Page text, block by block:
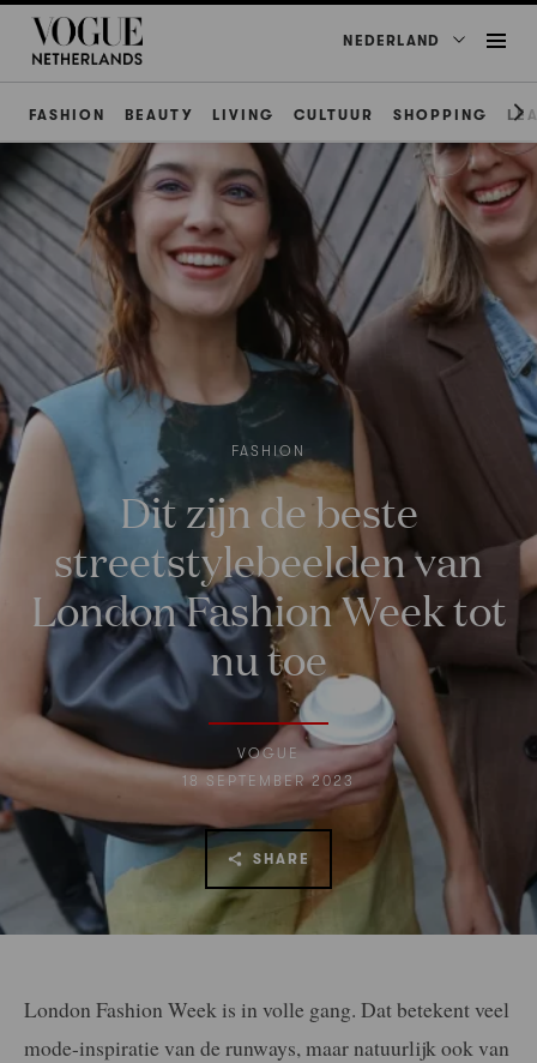
NEDERLAND
FASHION BEAUTY LIVING CULTUUR SHOPPING
FASHION
Dit zijn de beste
streetstylebeelden van
London Fashion Week tot
nu toe
VOGUE
18 SEPTEMBER 2023
SHARE
London Fashion Week is in volle gang. Dat betekent veel
mode-inspiratie van de runways, maar natuurlijk ook van